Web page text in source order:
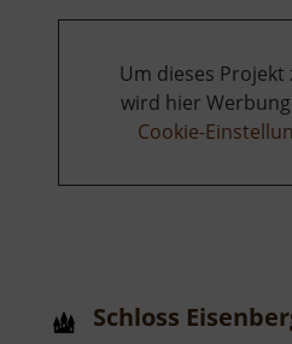
Um dieses Projekt
wird hier
Cookie-
Schloss